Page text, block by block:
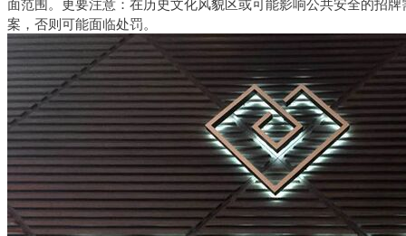
面范围。更要注意：在历史文化风貌区或可能影响公共安全的招
案，否则可能面临处罚。